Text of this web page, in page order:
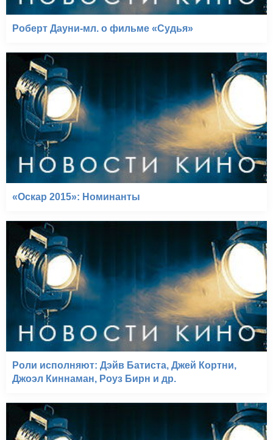
Роберт Дауни-мл. о фильме «Судья»
«Оскар 2015»: Номинанты
Роли исполняют: Дэйв Батиста, Джей Кортни,
Джоэл Киннаман, Роуз Бирн и др.